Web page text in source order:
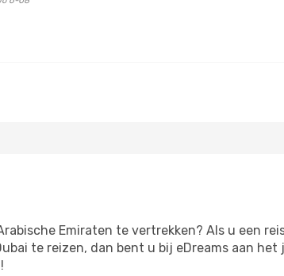
Emiraten te vertrekken? Als u een
te reizen, dan bent u bij eDreams aan het